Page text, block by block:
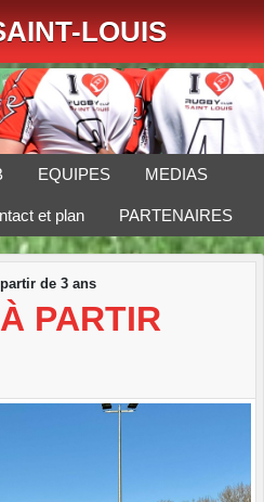
LOUIS
EQUIPES MEDIAS
et plan PARTENAIRES
de 3 ans
PARTIR